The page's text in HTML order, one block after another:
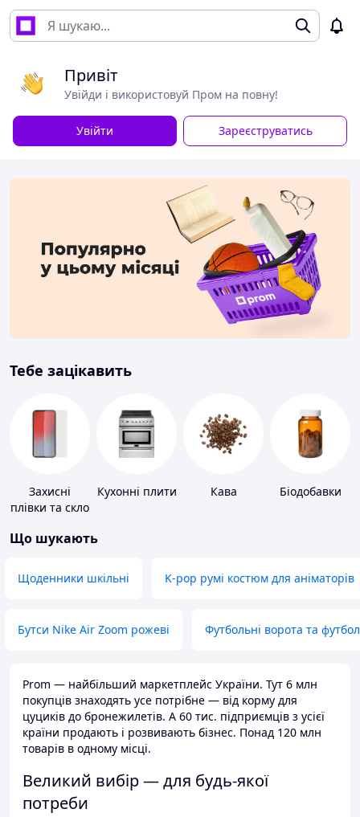
Привіт
Увійди і використовуй Пром на повну!
Увійти Зареєструватись
Тебе зацікавить
Захисні
плівки та скло
портативних
Кухонні плити Кава Біодобавки
Що шукають
Щоденники шкільні K-pop румі костюм для аніматорів
Бутси Nike Air Zoom рожеві Футбольні ворота та
Prom — найбільший маркетплейс України. Тут 6 млн
покупців знаходять усе потрібне — від корму для
цуциків до бронежилетів. А 60 тис. підприємців з усієї
країни продають і розвивають бізнес. Понад 120 млн
товарів в одному місці.
Великий вибір — для будь-якої
потреби